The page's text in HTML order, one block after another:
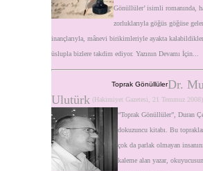
Gönüllüler’ isimli romanında,
zorluklarıyla göğüs göğüse
inançlarıyla, mânevi birikimleriyle ayakta
üslupla bizlere takdim ediyor. Yazının Devamı İçin...
Toprak GönüllülerDr.
Ulutürk (Hakimiyet Gazetesi, 21 Temmuz
“Toprak Gönüllüler”, Duran
dokuzuncu kitabı. Bu
çok da parlak olmayan
kaleme alan yazar,